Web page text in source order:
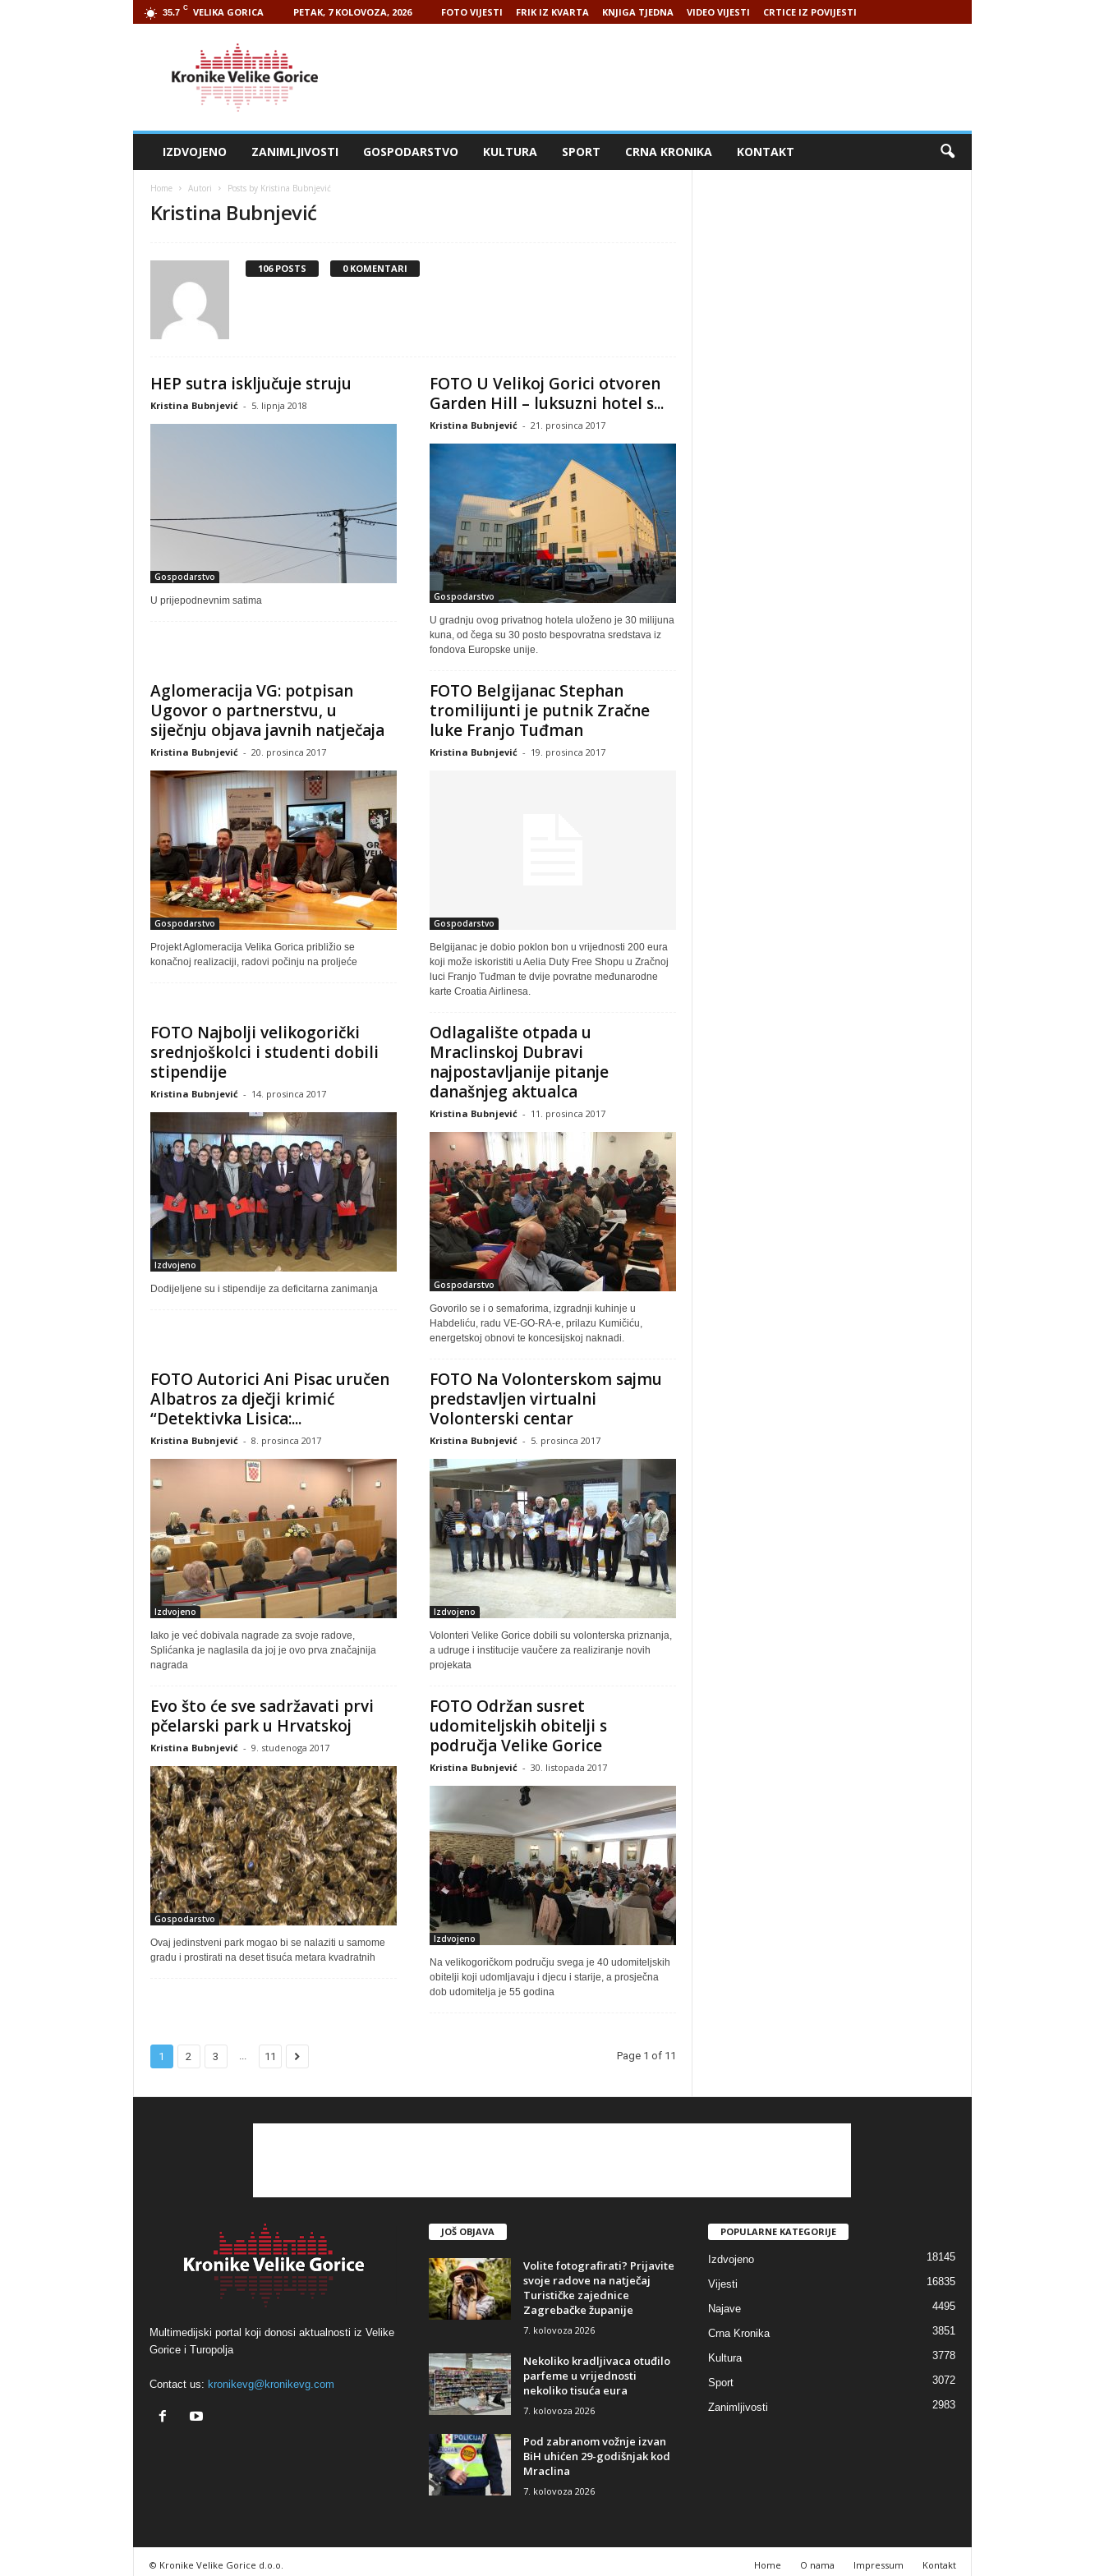
35.7 C VELIKA GORICA PETAK, 7 KOLOVOZA, 2026 FOTO VIJESTI FRIK IZ KVARTA KNJIGA TJEDNA VIDEO VIJESTI CRTICE IZ POVIJESTI
IZDVOJENO ZANIMLJIVOSTI GOSPODARSTVO KULTURA SPORT CRNA KRONIKA KONTAKT
Home Autori Posts by Kristina Bubnjević
Kristina Bubnjević
106 POSTS 0 KOMENTARI
HEP sutra isključuje struju
Kristina Bubnjević - 5. lipnja 2018
Gospodarstvo
U prijepodnevnim satima
FOTO U Velikoj Gorici otvoren
Garden Hill – luksuzni hotel s...
Kristina Bubnjević - 21. prosinca 2017
Gospodarstvo
U gradnju ovog privatnog hotela uloženo je 30 milijuna
kuna, od čega su 30 posto bespovratna sredstava iz
fondova Europske unije.
Aglomeracija VG: potpisan
Ugovor o partnerstvu, u
siječnju objava javnih natječaja
Kristina Bubnjević - 20. prosinca 2017
Gospodarstvo
Projekt Aglomeracija Velika Gorica približio se
konačnoj realizaciji, radovi počinju na proljeće
FOTO Belgijanac Stephan
tromilijunti je putnik Zračne
luke Franjo Tuđman
Kristina Bubnjević - 19. prosinca 2017
Gospodarstvo
Belgijanac je dobio poklon bon u vrijednosti 200 eura
koji može iskoristiti u Aelia Duty Free Shopu u Zračnoj
luci Franjo Tuđman te dvije povratne međunarodne
karte Croatia Airlinesa.
FOTO Najbolji velikogorički
srednjoškolci i studenti dobili
stipendije
Kristina Bubnjević - 14. prosinca 2017
Izdvojeno
Dodijeljene su i stipendije za deficitarna zanimanja
Odlagalište otpada u
Mraclinskoj Dubravi
najpostavljanije pitanje
današnjeg aktualca
Kristina Bubnjević - 11. prosinca 2017
Gospodarstvo
Govorilo se i o semaforima, izgradnji kuhinje u
Habdeliću, radu VE-GO-RA-e, prilazu Kumičiću,
energetskoj obnovi te koncesijskoj naknadi.
FOTO Autorici Ani Pisac uručen
Albatros za dječji krimić
“Detektivka Lisica:...
Kristina Bubnjević - 8. prosinca 2017
Izdvojeno
Iako je već dobivala nagrade za svoje radove,
Splićanka je naglasila da joj je ovo prva značajnija
nagrada
FOTO Na Volonterskom sajmu
predstavljen virtualni
Volonterski centar
Kristina Bubnjević - 5. prosinca 2017
Izdvojeno
Volonteri Velike Gorice dobili su volonterska priznanja,
a udruge i institucije vaučere za realiziranje novih
projekata
Evo što će sve sadržavati prvi
pčelarski park u Hrvatskoj
Kristina Bubnjević - 9. studenoga 2017
Gospodarstvo
Ovaj jedinstveni park mogao bi se nalaziti u samome
gradu i prostirati na deset tisuća metara kvadratnih
FOTO Održan susret
udomiteljskih obitelji s
područja Velike Gorice
Kristina Bubnjević - 30. listopada 2017
Izdvojeno
Na velikogoričkom području svega je 40 udomiteljskih
obitelji koji udomljavaju i djecu i starije, a prosječna
dob udomitelja je 55 godina
1 2 3 ... 11 Page 1 of 11
Multimedijski portal koji donosi aktualnosti iz Velike
Gorice i Turopolja
Contact us: kronikevg@kronikevg.com
JOŠ OBJAVA
Volite fotografirati? Prijavite
svoje radove na natječaj
Turističke zajednice
Zagrebačke županije
7. kolovoza 2026
Nekoliko kradljivaca otuđilo
parfeme u vrijednosti
nekoliko tisuća eura
7. kolovoza 2026
Pod zabranom vožnje izvan
BiH uhićen 29-godišnjak kod
Mraclina
7. kolovoza 2026
POPULARNE KATEGORIJE
Izdvojeno 18145
Vijesti 16835
Najave 4495
Crna Kronika 3851
Kultura 3778
Sport 3072
Zanimljivosti 2983
Home O nama Impressum Kontakt
© Kronike Velike Gorice d.o.o.